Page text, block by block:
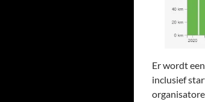
Er wordt
inclusief